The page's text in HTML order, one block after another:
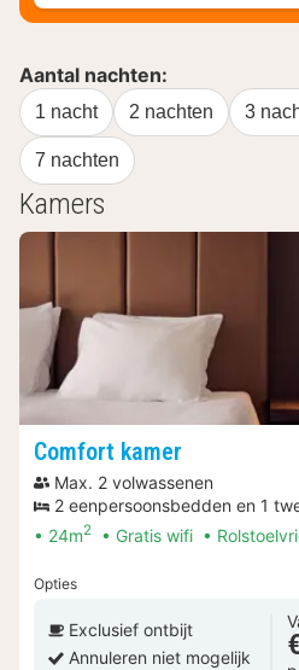
Aantal nachten:
1 nacht 2 nachten 3
7 nachten
Kamers
Comfort kamer
Max. 2 volwassenen
2 eenpersoonsbedden en 1
24m2 Gratis wifi
Opties
Exclusief ontbijt
Annuleren niet mogelijk